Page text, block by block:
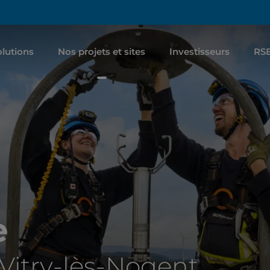
Nos projets et sites Investisseurs